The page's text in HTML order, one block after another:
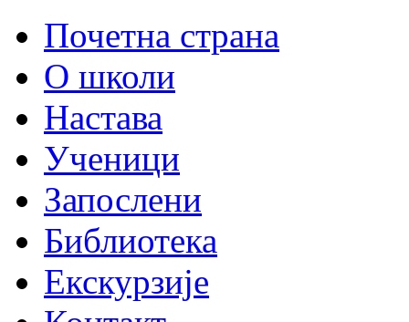
Почетна страна
О школи
Настава
Ученици
Запослени
Библиотека
Екскурзије